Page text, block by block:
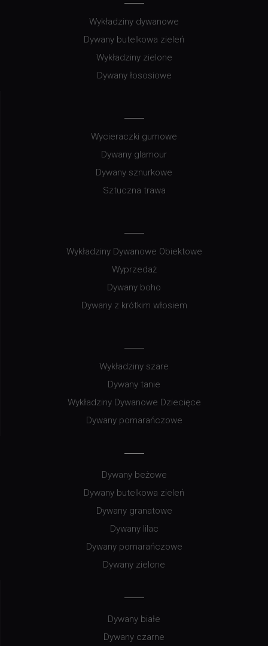
Wykładziny dywanowe
Dywany butelkowa zieleń
Wykładziny zielone
Dywany łososiowe
Wycieraczki gumowe
Dywany glamour
Dywany sznurkowe
Sztuczna trawa
Wykładziny Dywanowe Obiektowe
Wyprzedaż
Dywany boho
Dywany z krótkim włosiem
Wykładziny szare
Dywany tanie
Wykładziny Dywanowe Dziecięce
Dywany pomarańczowe
Dywany beżowe
Dywany butelkowa zieleń
Dywany granatowe
Dywany lilac
Dywany pomarańczowe
Dywany zielone
Dywany białe
Dywany czarne